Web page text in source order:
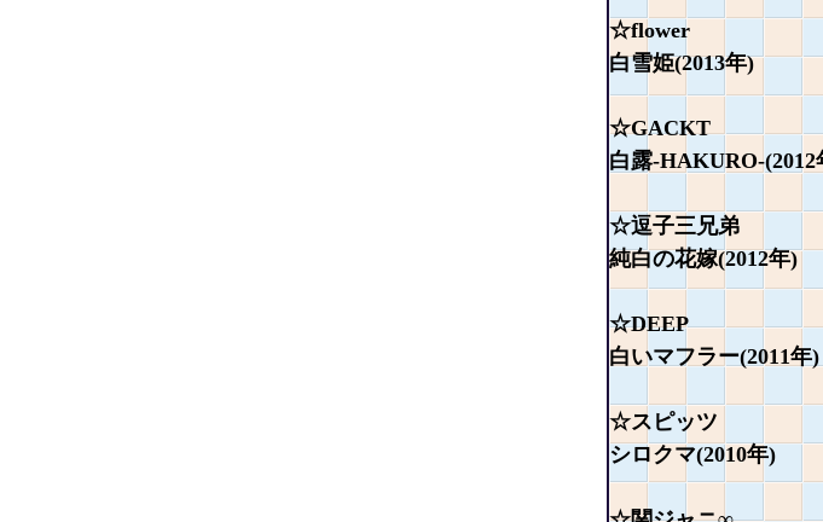
☆flower
白雪姫(2013年)
☆GACKT
白露-HAKURO-(2012
☆逗子三兄弟
純白の花嫁(2012年)
☆DEEP
白いマフラー(2011年)
☆スピッツ
シロクマ(2010年)